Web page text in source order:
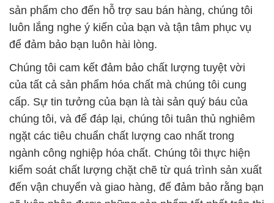
của tất cả sản phẩm hóa chất mà chúng tôi cung
cấp. Sự tin tưởng của bạn là tài sản quý báu của
chúng tôi, và để đáp lại, chúng tôi tuân thủ nghiêm
ngặt các tiêu chuẩn chất lượng cao nhất trong
ngành công nghiệp hóa chất. Chúng tôi thực hiện
kiểm soát chất lượng chặt chẽ từ quá trình sản xuất
đến vận chuyển và giao hàng, để đảm bảo rằng bạn
sẽ luôn nhận được những sản phẩm tốt nhất trên thị
trường.
**Công Ty Hóa Chất Đắc Trường Phát – Đối Tác Uy
Tín Cho Sự Phát Triển Của Bạn!**